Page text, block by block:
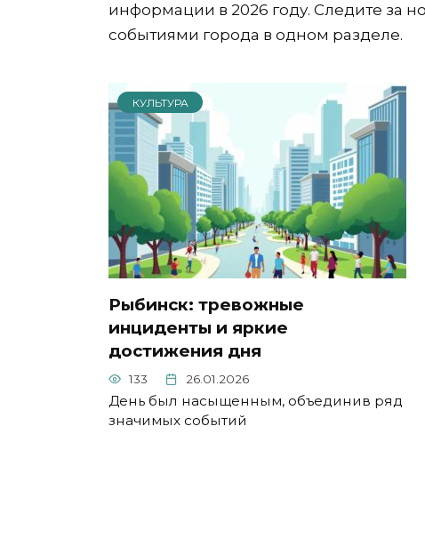
информации в 2026 году. Следите за
событиями города в одном разделе.
КУЛЬТУРА
Рыбинск: тревожные
инциденты и яркие
достижения дня
133 26.01.2026
День был насыщенным, объединив ряд
значимых событий